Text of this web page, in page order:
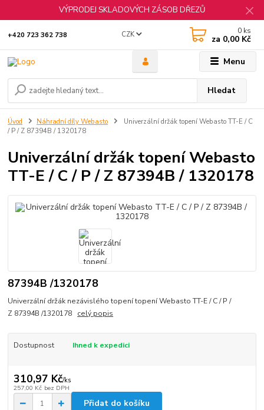
VÝPRODEJ SKLADOVÝCH ZÁSOB DŘEZŮ
Menu
CZK
Hledat
+420 723 362 738 0 ks
za 0,00 Kč
Úvod Náhradní díly Webasto
Univerzální držák topení Webasto TT-E / C
/ P / Z 87394B / 1320178
Univerzální držák topení Webasto
TT-E / C / P / Z 87394B / 1320178
87394B /1320178
Univerzální držák nezávislého topení topení Webasto TT-E / C / P /
Z 87394B /1320178 celý popis
Dostupnost Ihned k expedici
310,97 Kč/ks
257,00 Kč bez DPH
Přidat do košíku